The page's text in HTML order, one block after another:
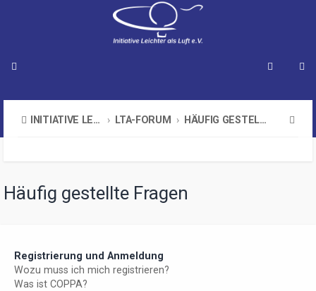
INITIATIVE LEICHTER ALS LUFT E.V. LTA-FORUM HÄUFIG GESTELLTE FRAGEN
Häufig gestellte Fragen
Registrierung und Anmeldung
Wozu muss ich mich registrieren?
Was ist COPPA?